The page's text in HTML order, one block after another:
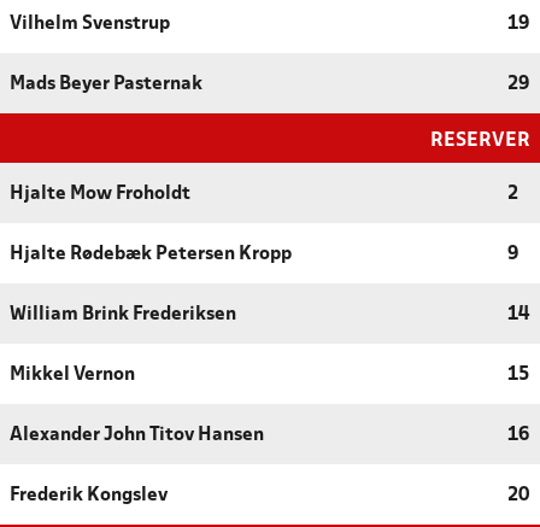
Vilhelm Svenstrup 19
Mads Beyer Pasternak 29
RESERVER
Hjalte Mow Froholdt 2
Hjalte Rødebæk Petersen Kropp 9
William Brink Frederiksen 14
Mikkel Vernon 15
Alexander John Titov Hansen 16
Frederik Kongslev 20